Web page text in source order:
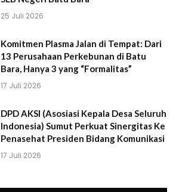
25 Juli 2026
Komitmen Plasma Jalan di Tempat: Dari
13 Perusahaan Perkebunan di Batu
Bara, Hanya 3 yang “Formalitas”
17 Juli 2026
DPD AKSI (Asosiasi Kepala Desa Seluruh
Indonesia) Sumut Perkuat Sinergitas Ke
Penasehat Presiden Bidang Komunikasi
17 Juli 2026